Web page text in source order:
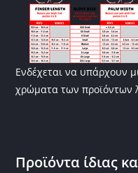
Ενδέχεται να υπάρχουν
χρώματα των προϊόντων
Προϊόντα ίδιας